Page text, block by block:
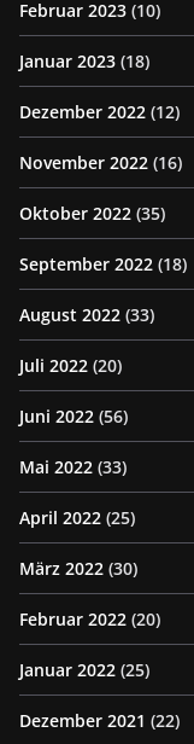
Februar 2023 (10)
Januar 2023 (18)
Dezember 2022 (12)
November 2022 (16)
Oktober 2022 (35)
September 2022 (18)
August 2022 (33)
Juli 2022 (20)
Juni 2022 (56)
Mai 2022 (33)
April 2022 (25)
März 2022 (30)
Februar 2022 (20)
Januar 2022 (25)
Dezember 2021 (22)